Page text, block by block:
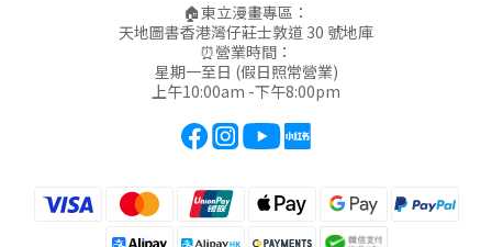
🏠東立漫畫專區：
天地圖書香港灣仔莊士敦道 30 號地庫
⏰營業時間：
星期一至日 (假日照常營業)
上午10:00am -下午8:00pm